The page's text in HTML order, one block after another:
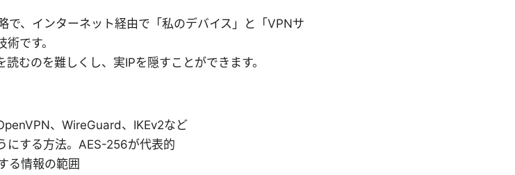
、インターネット経由で「私のデバイス」と「VPNサ
です。
むのを難しくし、実IPを隠すことができます。
、WireGuard、IKEv2など
にする方法。AES-256が代表的
る情報の範囲